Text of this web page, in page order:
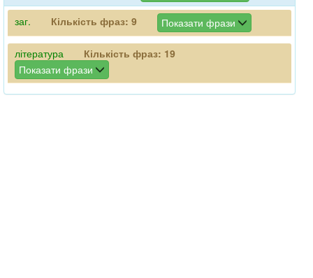
заг. Кількість фраз: 9 Показати фрази
література Кількість фраз: 19
Показати фрази